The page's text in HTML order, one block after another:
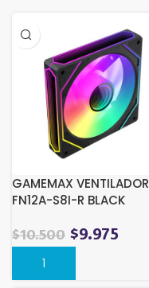
GAMEMAX VENTILADOR
FN12A-S8I-R BLACK
$10.500 $9.975